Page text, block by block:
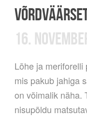
16.
Lõhe ja meriforelli
mis pakub jahiga
on võimalik näha.
nisupõldu